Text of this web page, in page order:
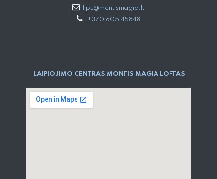
lipu@montismagia.lt
+370 605 45848
LAIPIOJIMO CENTRAS MONTIS MAGIA LOFTAS